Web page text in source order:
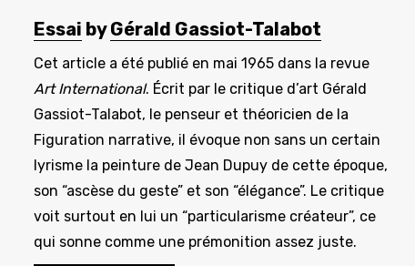
Essai byGérald Gassiot-Talabot
Cet article a été publié en mai 1965 dans la revue
Art International. Écrit par le critique d’art Gérald
Gassiot-Talabot, le penseur et théoricien de la
Figuration narrative, il évoque non sans un certain
lyrisme la peinture de Jean Dupuy de cette époque,
son “ascèse du geste” et son “élégance”. Le critique
voit surtout en lui un “particularisme créateur”, ce
qui sonne comme une prémonition assez juste.